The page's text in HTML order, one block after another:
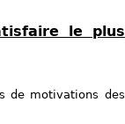
le plus
de motivations des